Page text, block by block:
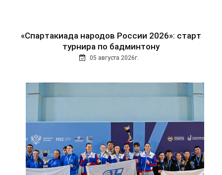
«Спартакиада народов России 2026»: старт
турнира по бадминтону
05 августа 2026г.